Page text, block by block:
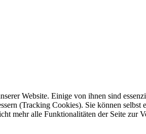
Website. Einige von ihnen sind
(Tracking Cookies). Sie können selbst
mehr alle Funktionalitäten der Seite zur